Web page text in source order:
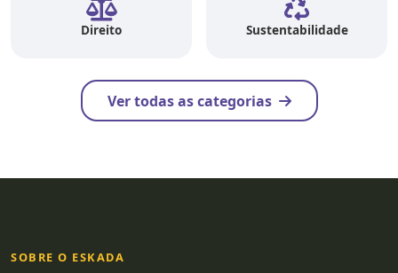
Direito Sustentabilidade
Ver todas as categorias
SOBRE O ESKADA